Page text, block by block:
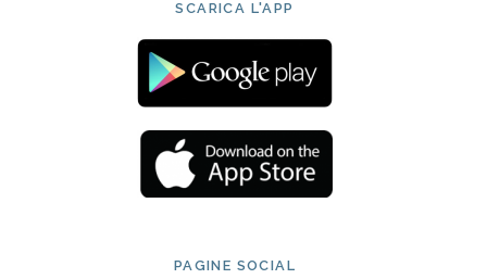
SCARICA L'APP
PAGINE SOCIAL